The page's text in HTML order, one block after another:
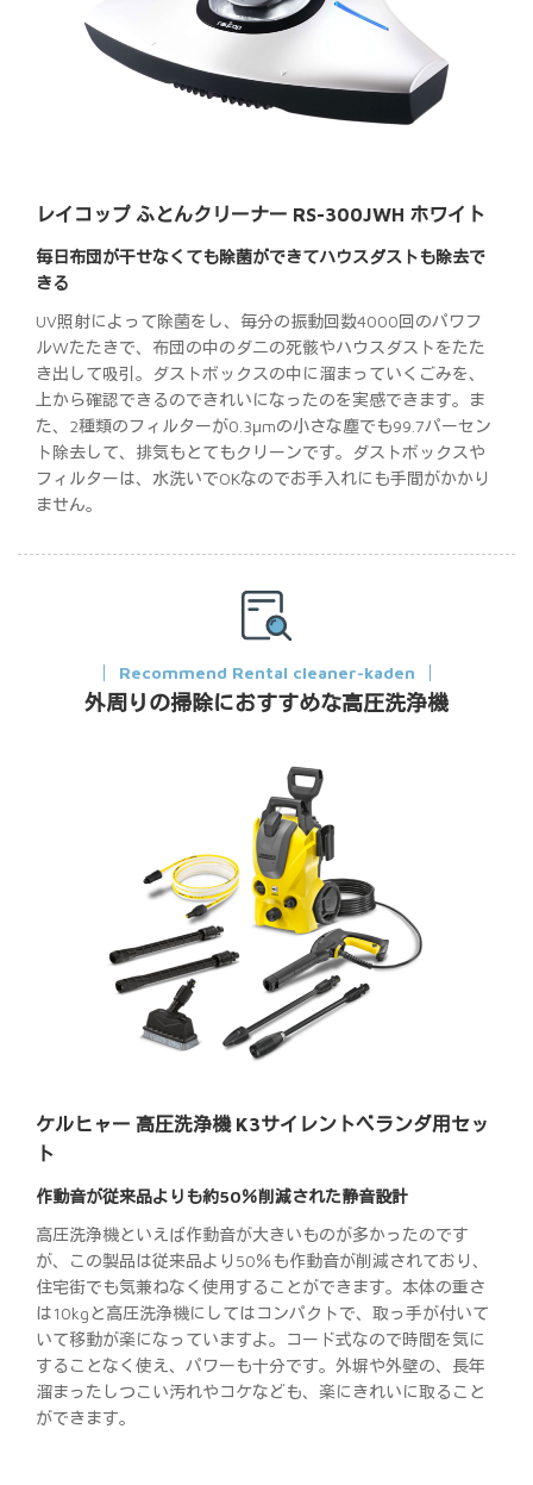
レイコップ ふとんクリーナー RS-300JWH ホワイト
毎日布団が干せなくても除菌ができてハウスダストも除去で
きる
UV照射によって除菌をし、毎分の振動回数4000回のパワフ
ルWたたきで、布団の中のダニの死骸やハウスダストをたた
き出して吸引。ダストボックスの中に溜まっていくごみを、
上から確認できるのできれいになったのを実感できます。ま
た、2種類のフィルターが0.3μmの小さな塵でも99.7パーセン
ト除去して、排気もとてもクリーンです。ダストボックスや
フィルターは、水洗いでOKなのでお手入れにも手間がかかり
ません。
Recommend Rental cleaner-kaden
外周りの掃除におすすめな高圧洗浄機
ケルヒャー 高圧洗浄機 K3サイレントベランダ用セッ
ト
作動音が従来品よりも約50％削減された静音設計
高圧洗浄機といえば作動音が大きいものが多かったのです
が、この製品は従来品より50％も作動音が削減されており、
住宅街でも気兼ねなく使用することができます。本体の重さ
は10kgと高圧洗浄機にしてはコンパクトで、取っ手が付いて
いて移動が楽になっていますよ。コード式なので時間を気に
することなく使え、パワーも十分です。外塀や外壁の、長年
溜まったしつこい汚れやコケなども、楽にきれいに取ること
ができます。